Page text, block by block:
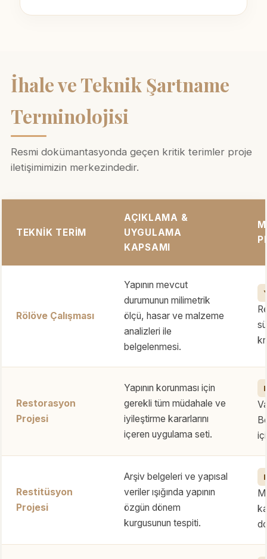
İhale ve Teknik Şartname
Terminolojisi
Resmi dokümantasyonda geçen kritik terimler proje
iletişimimizin merkezindedir.
TEKNIK TERIM
AÇIKLAMA &
UYGULAMA
KAPSAMI
Rölöve Çalışması
Yapının mevcut
durumunun milimetrik
ölçü, hasar ve malzeme
analizleri ile
belgelenmesi.
Restorasyon
Projesi
Yapının korunması için
gerekli tüm müdahale ve
iyileştirme kararlarını
içeren uygulama seti.
Restitüsyon
Projesi
Arşiv belgeleri ve yapısal
veriler ışığında yapının
özgün dönem
kurgusunun tespiti.